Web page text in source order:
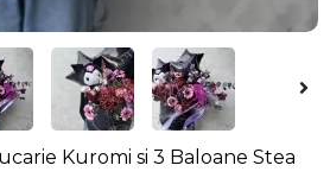
Kuromi si 3 Baloane Stea